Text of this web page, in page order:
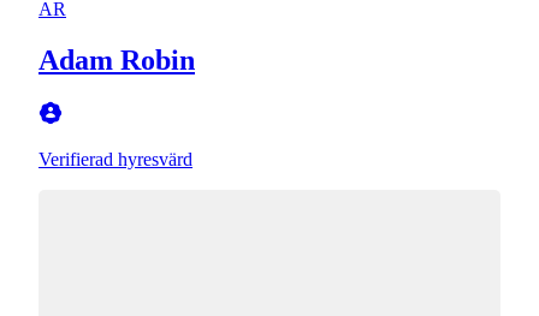
AR
Adam Robin
Verifierad hyresvärd